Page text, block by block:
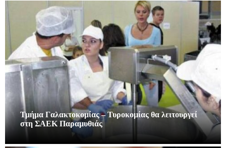
Τμήμα Γαλακτοκομίας – Τυροκομίας θα λειτουργεί
στη ΣΑΕΚ Παραμυθιάς